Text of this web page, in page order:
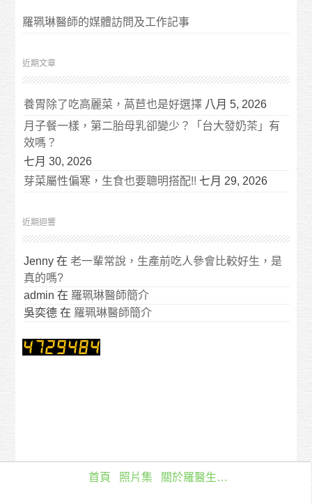
羅珮琳醫師的媒體訪問及工作記事
近期文章
養胃除了吃高麗菜，萵苣也是好選擇 八月 5, 2026
月子餐一樣，第二胎母乳卻變少？「台大發奶茶」有
效嗎？
七月 30, 2026
芽菜屬性偏寒，生食也要聰明搭配!! 七月 29, 2026
近期迴響
Jenny 在老一輩常說，生產前吃人參會比較好生，是
真的嗎?
admin 在 羅珮琳醫師簡介
吳奕德 在 羅珮琳醫師簡介
首頁 照片集 關於羅醫生…